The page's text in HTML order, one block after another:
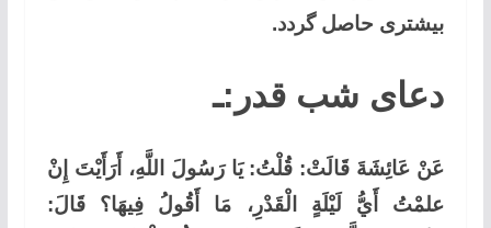
بیشتری حاصل گردد.
دعای شب قدر:ـ
عَنْ عَائِشَةَ قَالَتْ: قُلْتُ: يَا رَسُولَ اللَّهِ، أَرَأَيْتَ إِنْ
علمْتُ أَيُّ لَيْلَةٍ الْقَدْرِ، مَا أَقُولُ فِيهَا؟ قَالَ: